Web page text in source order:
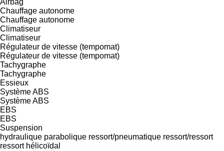
Chauffage autonome
Chauffage autonome
Climatiseur
Climatiseur
Régulateur de vitesse (tempomat)
Régulateur de vitesse (tempomat)
Tachygraphe
Tachygraphe
Essieux
Système ABS
Système ABS
EBS
EBS
Suspension
hydraulique parabolique ressort/pneumatique ressort/ressort
ressort hélicoïdal